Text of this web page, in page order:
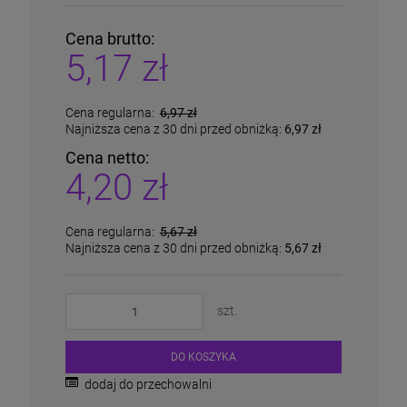
Cena brutto:
5,17 zł
Cena regularna: 6,97 zł
Najniższa cena z 30 dni przed obniżką: 6,97 zł
Cena netto:
4,20 zł
Cena regularna: 5,67 zł
Najniższa cena z 30 dni przed obniżką: 5,67 zł
szt.
DO KOSZYKA
dodaj do przechowalni